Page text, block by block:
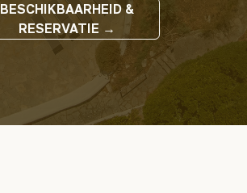
BESCHIKBAARHEID &
RESERVATIE →